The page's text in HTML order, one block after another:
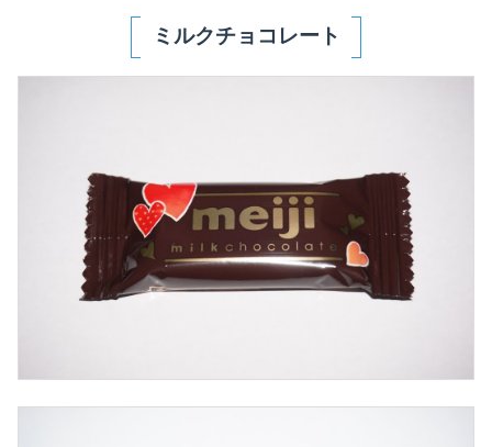
ミルクチョコレート